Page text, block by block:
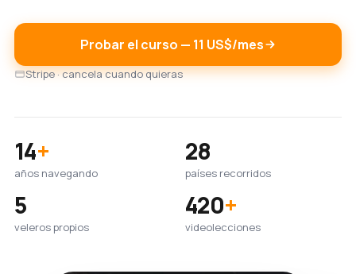
Probar el curso — 11 US$/mes
Stripe · cancela cuando quieras
14+
años navegando
28
países recorridos
5
veleros propios
420+
videolecciones